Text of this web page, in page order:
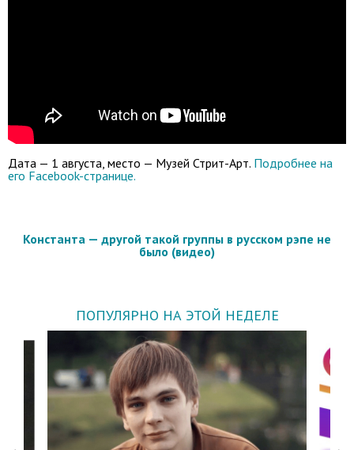
Дата — 1 августа, место — Музей Стрит-Арт. Подробнее на
его Facebook-странице.
Константа — другой такой группы в русском рэпе не
было (видео)
ПОПУЛЯРНО НА ЭТОЙ НЕДЕЛЕ